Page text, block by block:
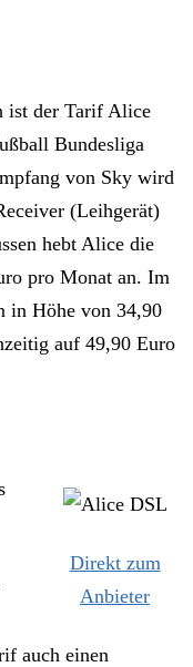
ist der Tarif Alice
Bundesliga
von Sky wird
(Leihgerät)
hebt Alice die
pro Monat an. Im
in Höhe von 34,90
auf 49,90 Euro
Direkt zum
Anbieter
auch einen